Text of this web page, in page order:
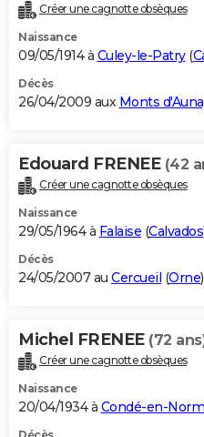
Créer une cagnotte obsèques
Naissance
09/05/1914 à Culey-le-Patry(
Décès
26/04/2009 aux Monts
Edouard FRENEE (42
Créer une cagnotte obsèques
Naissance
29/05/1964 à Falaise (Calvados
Décès
24/05/2007 au Cercueil (Orne)
Michel FRENEE (72
Créer une cagnotte obsèques
Naissance
20/04/1934 à Condé-en-